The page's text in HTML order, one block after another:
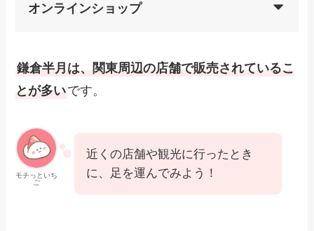
オンラインショップ
鎌倉半月は、関東周辺の店舗で販売されているこ
とが多いです。
モチっといち
ご
近くの店舗や観光に行ったとき
に、足を運んでみよう！